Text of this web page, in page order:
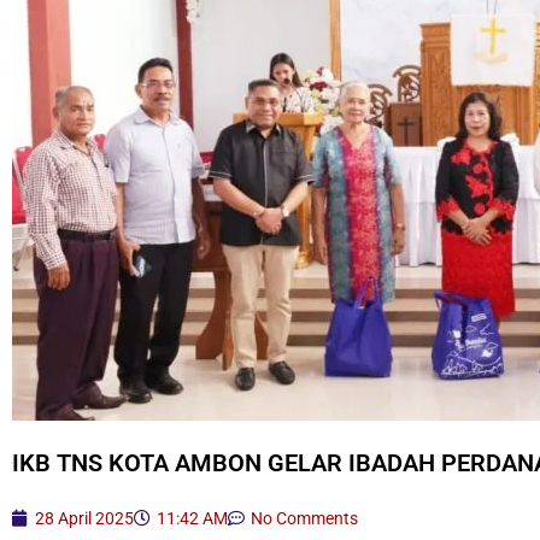
IKB TNS KOTA AMBON GELAR IBADAH
28 April 2025 11:42 AM No Comments